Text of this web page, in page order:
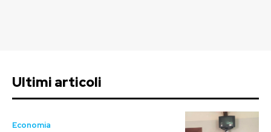
Ultimi articoli
Economia